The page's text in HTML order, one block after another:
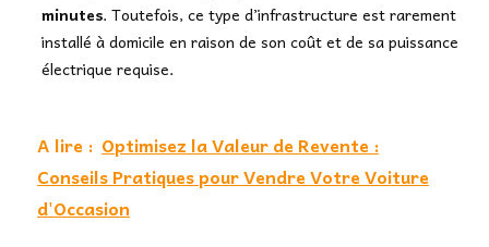
minutes. Toutefois, ce type d’infrastructure est rarement
installé à domicile en raison de son coût et de sa puissance
électrique requise.
A lire : Optimisez la Valeur de Revente :
Conseils Pratiques pour Vendre Votre Voiture
d'Occasion